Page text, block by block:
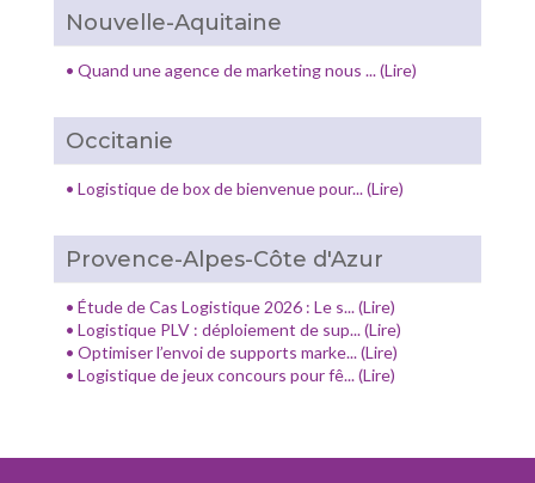
Nouvelle-Aquitaine
• Quand une agence de marketing nous ... (Lire)
Occitanie
• Logistique de box de bienvenue pour... (Lire)
Provence-Alpes-Côte d'Azur
• Étude de Cas Logistique 2026 : Le s... (Lire)
• Logistique PLV : déploiement de sup... (Lire)
• Optimiser l’envoi de supports marke... (Lire)
• Logistique de jeux concours pour fê... (Lire)